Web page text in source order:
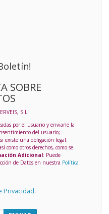
SOBRE
S.L
por el usuario y enviarle la
del usuario;
existe una obligación legal;
como otros derechos, como se
Adicional: Puede
de Datos en nuestra Política
Privacidad.